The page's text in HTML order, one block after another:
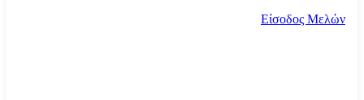
Είσοδος Μελών